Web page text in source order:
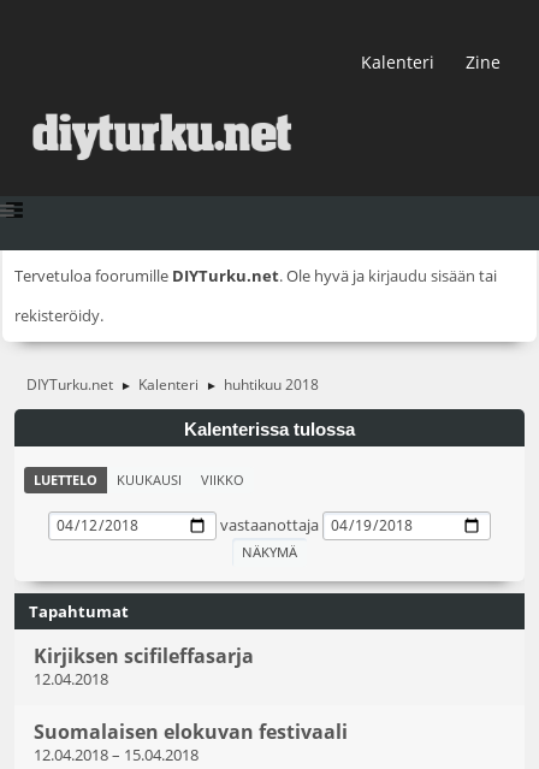
Kalenteri Zine
Tervetuloa foorumille DIYTurku.net. Ole hyvä ja kirjaudu sisään tai
rekisteröidy.
DIYTurku.net ► Kalenteri ► huhtikuu 2018
Kalenterissa tulossa
LUETTELO KUUKAUSI VIIKKO
vastaanottaja
Tapahtumat
Kirjiksen scifileffasarja
12.04.2018
Suomalaisen elokuvan festivaali
12.04.2018– 15.04.2018